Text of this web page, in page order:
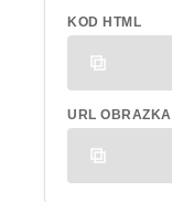
KOD HTML
URL OBRAZKA